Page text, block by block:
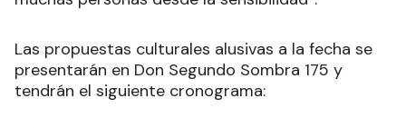
Las propuestas culturales alusivas a la fecha se
presentarán en Don Segundo Sombra 175 y
tendrán el siguiente cronograma: